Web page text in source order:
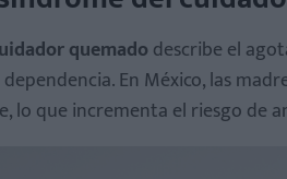
es humanidad
quemado describe el
En México, las
lo que incrementa el riesgo de